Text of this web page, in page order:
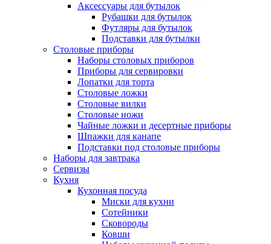
Аксессуары для бутылок
Рубашки для бутылок
Футляры для бутылок
Подставки для бутылки
Столовые приборы
Наборы столовых приборов
Приборы для сервировки
Лопатки для торта
Столовые ложки
Столовые вилки
Столовые ножи
Чайные ложки и десертные приборы
Шпажки для канапе
Подставки под столовые приборы
Наборы для завтрака
Сервизы
Кухня
Кухонная посуда
Миски для кухни
Сотейники
Сковороды
Ковши